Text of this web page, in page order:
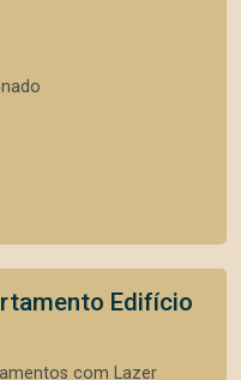
Edifício
com Lazer